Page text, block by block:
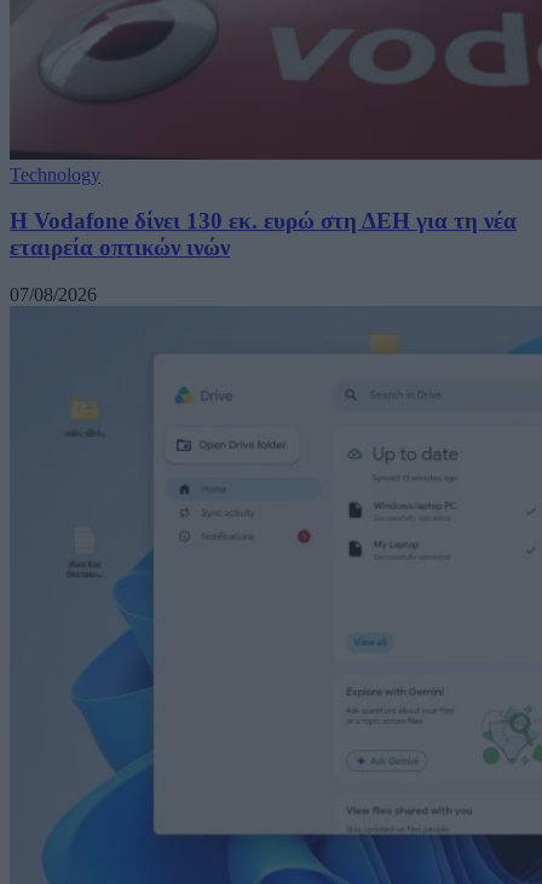
Technology
H Vodafone δίνει 130 εκ. ευρώ στη ΔΕΗ για τη νέα
εταιρεία οπτικών ινών
07/08/2026